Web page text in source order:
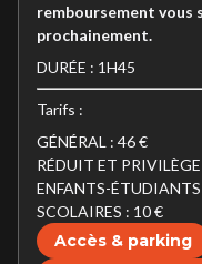
remboursement vous
prochainement.
DURÉE : 1H45
Tarifs :
GÉNÉRAL : 46 €
RÉDUIT ET
ENFANTS-
SCOLAIRES : 10 €
Accès & parking